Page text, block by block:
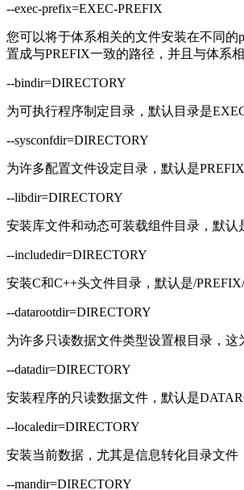
--exec-prefix=EXEC-PREFIX
您可以将于体系相关的文件安装在不同
置成与PREFIX一致的路径，并且与体系
--bindir=DIRECTORY
为可执行程序制定目录，默认目录是
--sysconfdir=DIRECTORY
为许多配置文件设定目录，默认是PREFIX/
--libdir=DIRECTORY
安装库文件和动态可装载组件目录，默认
--includedir=DIRECTORY
安装C和C++头文件目录，默认是/
--datarootdir=DIRECTORY
为许多只读数据文件类型设置根目录，这
--datadir=DIRECTORY
安装程序的只读数据文件，默认是
--localedir=DIRECTORY
安装当前数据，尤其是信息转化目录文件
--mandir=DIRECTORY